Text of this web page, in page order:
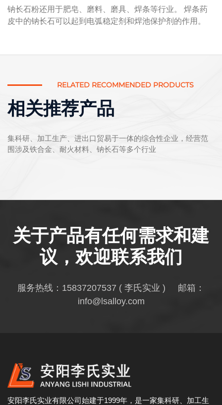
钠长石粉还用于肥皂、磨料、磨具、焊条等行业。
焊条药
皮中的钠长石可以起到电弧稳定剂和焊池保护剂的作用。
RELATED RECOMMENDED PRODUCTS
相关推荐产品
集科研、加工生产、进出口贸易于一体的综合性企业，经营范
围涉及铁合金、耐火材料、钠长石等多个行业
关于产品有任何需求和建
议，欢迎联系我们
服务热线： 15837207537 ( 李氏实业 ) 邮箱：
info@lsalloy.com
安阳李氏实业有限公司始建于1999年，是一家集科研、加工生